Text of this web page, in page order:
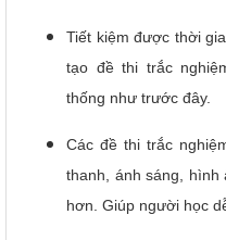
Tiết kiệm được thời
tạo đề thi trắc
thống như trước đây.
Các đề thi trắc
thanh, ánh sáng, hình
hơn. Giúp người học